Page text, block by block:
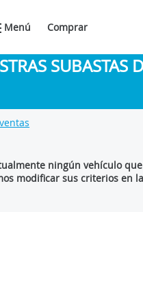
Menú Comprar
SUBASTAS
ningún vehículo
modificar sus criterios en